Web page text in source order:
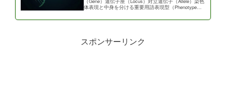
体表現と中身を分ける重要用語表現型（Phenotype）
スポンサーリンク